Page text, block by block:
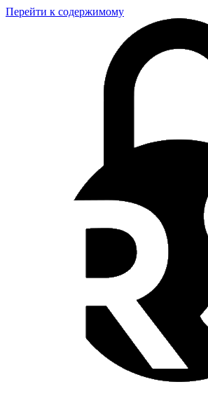
Перейти к содержимому